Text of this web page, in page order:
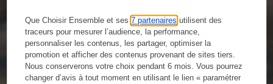
Que Choisir Ensemble et ses7 partenaires utilisent des
traceurs pour mesurer l’audience, la performance,
personnaliser les contenus, les partager, optimiser la
promotion et afficher des contenus provenant de sites tiers.
Nous conserverons votre choix pendant 6 mois. Vous pourrez
changer d’avis à tout moment en utilisant le lien « paramétrer